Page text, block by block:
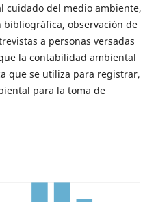
del medio ambiente,
observación de
a personas versadas
la contabilidad ambiental
que se utiliza para registrar,
para la toma de